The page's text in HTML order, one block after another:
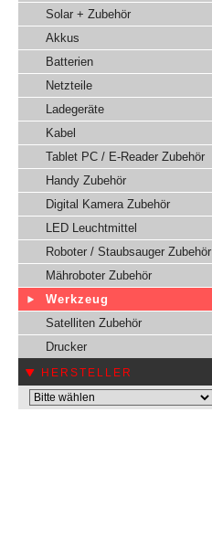
Solar + Zubehör
Akkus
Batterien
Netzteile
Ladegeräte
Kabel
Tablet PC / E-Reader Zubehör
Handy Zubehör
Digital Kamera Zubehör
LED Leuchtmittel
Roboter / Staubsauger Zubehör
Mähroboter Zubehör
Werkzeug
Satelliten Zubehör
Drucker
HERSTELLER